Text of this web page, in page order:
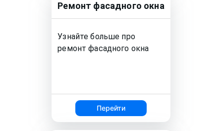
Ремонт фасадного окна
Узнайте больше про
ремонтфасадного окна
Перейти